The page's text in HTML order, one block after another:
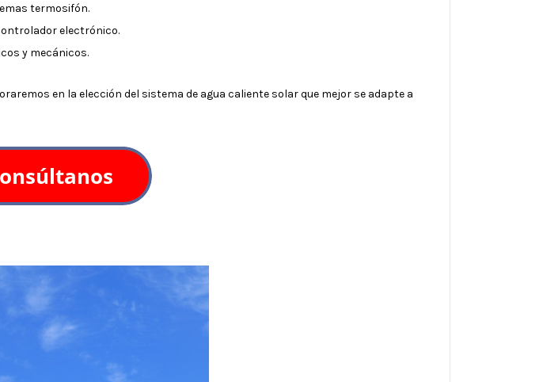
termosifón.
electrónico.
y mecánicos.
en la elección del sistema de agua caliente solar que mejor se adapte a